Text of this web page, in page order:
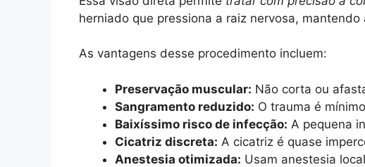
herniado que pressiona a raiz nervosa,
As vantagens desse procedimento incluem:
Preservação muscular: Não corta ou
Sangramento reduzido: O trauma é
Baixíssimo risco de infecção: A pequena
Cicatriz discreta: A cicatriz é quase
Anestesia otimizada: Usam anestesia